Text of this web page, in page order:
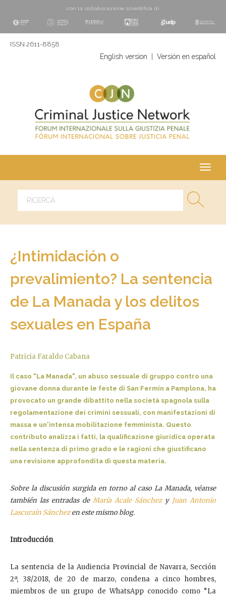
con la collaborazione scientifica di
ISSN 2611-8858
English version Versión en español
¿Intimidación o
prevalimiento? La sentencia
de La Manada y los delitos
sexuales en España
Patricia Faraldo Cabana
Il caso "La Manada", un abuso sessuale di gruppo contro una
giovane donna durante le feste di San Fermín a Pamplona, ha
provocato un grande dibattito nella società spagnola sulla
regolamentazione dei crimini sessuali, con manifestazioni di
massa e un'intensa mobilitazione femminista. Questo
contributo analizza i fatti, la qualificazione giuridica operata
nella sentenza di primo grado e le ragioni che giustificano
una revisione approfondita di questa materia.
Sobre la discusión surgida en torno al caso La Manada, véanse
también las entradas de María Acale Sánchezy Juan Antonio
Lascuraín Sánchezen este mismo blog.
Introducción
La sentencia de la Audiencia Provincial de Navarra, Sección
2ª, 38/2018, de 20 de marzo, condena a cinco hombres,
miembros de un grupo de WhatsApp conocido como “La